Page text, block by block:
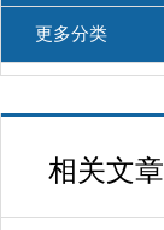
更多分类
相关文章